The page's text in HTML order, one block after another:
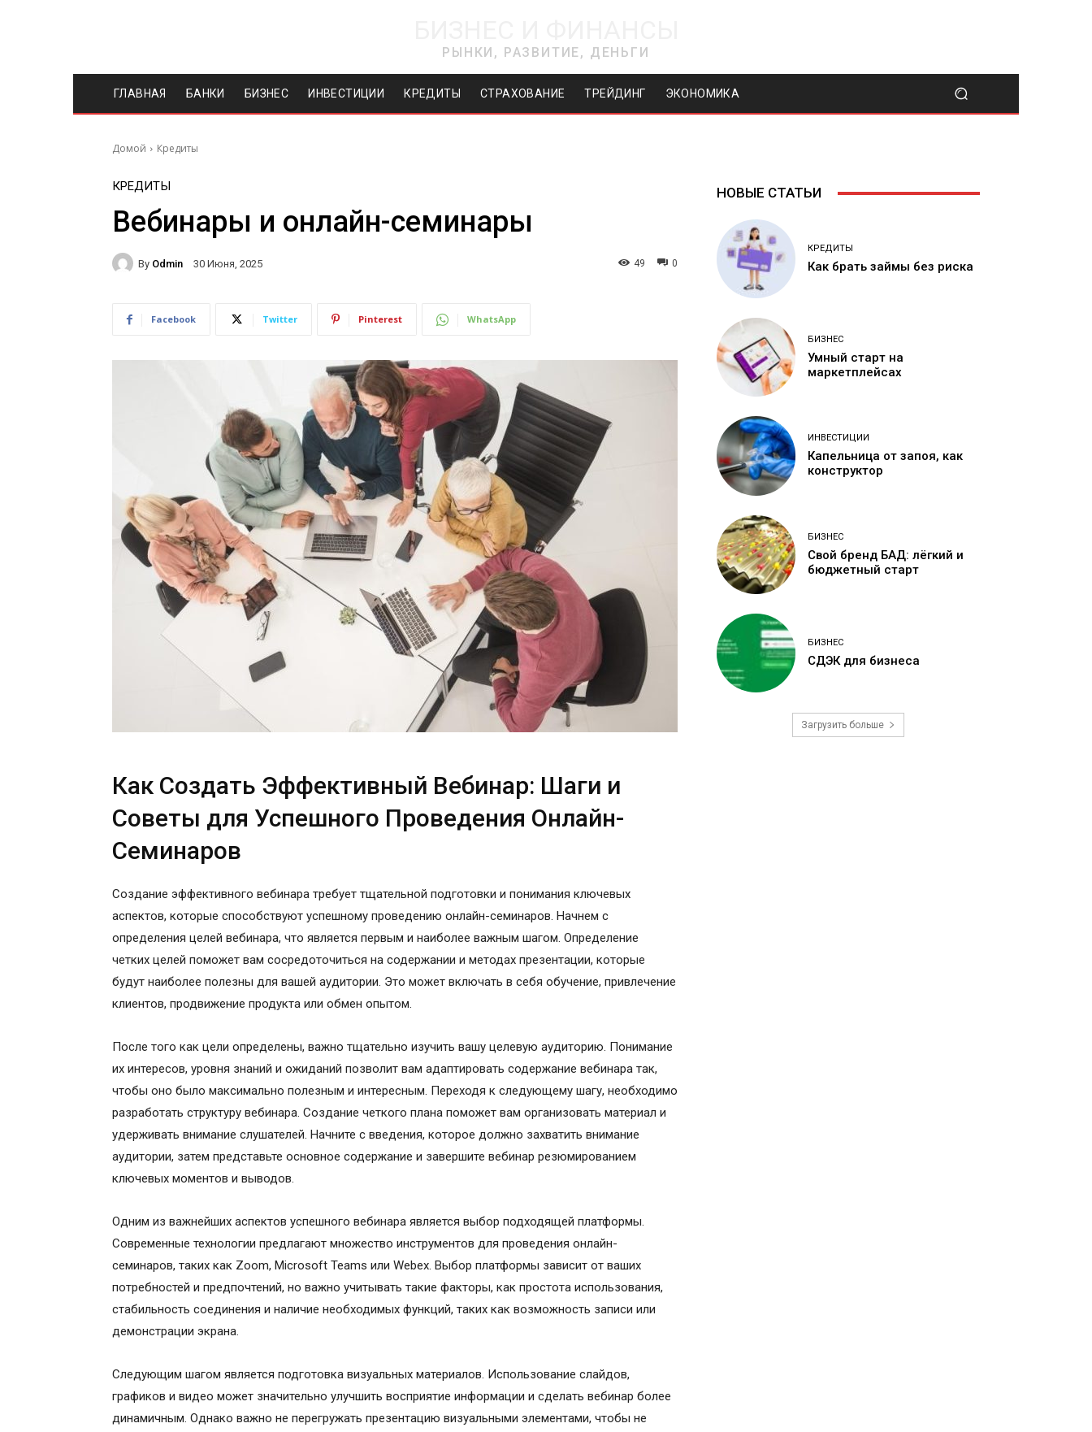
РЫНКИ, РАЗВИТИЕ, ДЕНЬГИ
ГЛАВНАЯ БАНКИ БИЗНЕС ИНВЕСТИЦИИ КРЕДИТЫ СТРАХОВАНИЕ ТРЕЙДИНГ ЭКОНОМИКА
Домой Кредиты
КРЕДИТЫ
Вебинары и онлайн-семинары
By Odmin 30 Июня, 2025 0
49
Facebook Twitter Pinterest WhatsApp
Как Создать Эффективный Вебинар: Шаги и
Советы для Успешного Проведения Онлайн-
Семинаров
Создание эффективного вебинара требует тщательной подготовки и понимания ключевых
аспектов, которые способствуют успешному проведению онлайн-семинаров. Начнем с
определения целей вебинара, что является первым и наиболее важным шагом. Определение
четких целей поможет вам сосредоточиться на содержании и методах презентации, которые
будут наиболее полезны для вашей аудитории. Это может включать в себя обучение, привлечение
клиентов, продвижение продукта или обмен опытом.
После того как цели определены, важно тщательно изучить вашу целевую аудиторию. Понимание
их интересов, уровня знаний и ожиданий позволит вам адаптировать содержание вебинара так,
чтобы оно было максимально полезным и интересным. Переходя к следующему шагу, необходимо
разработать структуру вебинара. Создание четкого плана поможет вам организовать материал и
удерживать внимание слушателей. Начните с введения, которое должно захватить внимание
аудитории, затем представьте основное содержание и завершите вебинар резюмированием
ключевых моментов и выводов.
Одним из важнейших аспектов успешного вебинара является выбор подходящей платформы.
Современные технологии предлагают множество инструментов для проведения онлайн-
семинаров, таких как Zoom, Microsoft Teams или Webex. Выбор платформы зависит от ваших
потребностей и предпочтений, но важно учитывать такие факторы, как простота использования,
стабильность соединения и наличие необходимых функций, таких как возможность записи или
демонстрации экрана.
Следующим шагом является подготовка визуальных материалов. Использование слайдов,
графиков и видео может значительно улучшить восприятие информации и сделать вебинар более
динамичным. Однако важно не перегружать презентацию визуальными элементами, чтобы не
НОВЫЕ СТАТЬИ
КРЕДИТЫ
Как брать займы без риска
БИЗНЕС
Умный старт на
маркетплейсах
ИНВЕСТИЦИИ
Капельница от запоя, как
конструктор
БИЗНЕС
Свой бренд БАД: лёгкий и
бюджетный старт
БИЗНЕС
СДЭК для бизнеса
Загрузить больше